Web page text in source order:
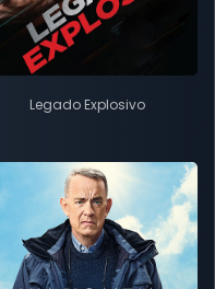
Legado Explosivo